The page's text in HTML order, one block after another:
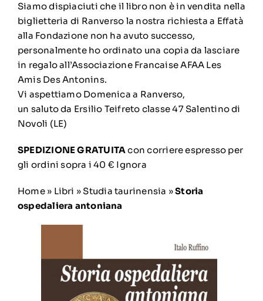
Siamo dispiaciuti che il libro non è in vendita nella
biglietteria di Ranverso la nostra richiesta a Effatà
alla Fondazione non ha avuto successo,
personalmente ho ordinato una copia da lasciare
in regalo all’Associazione Francaise AFAA Les
Amis Des Antonins.
Vi aspettiamo Domenica a Ranverso,
un saluto da Ersilio Teifreto classe 47 Salentino di
Novoli (LE)
SPEDIZIONE GRATUITAcon corriere espresso per
gli ordini sopra i 40 € Ignora
Home» Libri » Studia taurinensia »Storia
ospedaliera antoniana